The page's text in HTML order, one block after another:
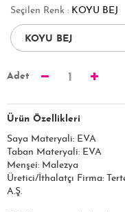
Seçilen Renk : KOYU BEJ
Adet 1
Ürün Özellikleri
Saya Materyali: EVA
Taban Materyali: EVA
Menşei: Malezya
Üretici/İthalatçı Firma:
A.Ş.​​​